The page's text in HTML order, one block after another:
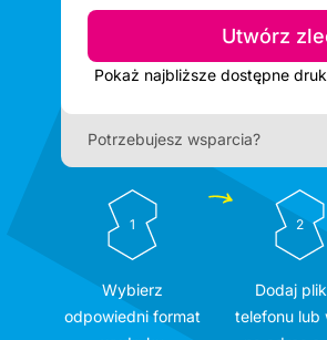
Utwórz
Potrzebujesz wsparcia?
1
Wybierz
odpowiedni format
2
Dodaj
telefonu lub